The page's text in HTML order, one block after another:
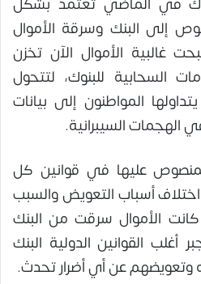
في الماضي تعتمد بشكل
إلى البنك وسرقة الأموال
غالبية الأموال الآن تخزن
للبنوك، لتتحول
المواطنون إلى بيانات
الهجمات السيبرانية.
عليها في قوانين كل
أسباب التعويض والسبب
الأموال سرقت من البنك
القوانين الدولية البنك
وتعويضهم عن أي أضرار تحدث.